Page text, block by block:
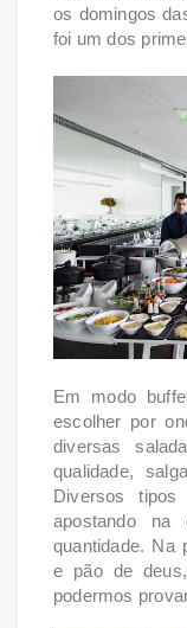
os domingos
foi um dos
Em modo
escolher por
diversas
qualidade,
Diversos
apostando
quantidade. Na
e pão de
podermos